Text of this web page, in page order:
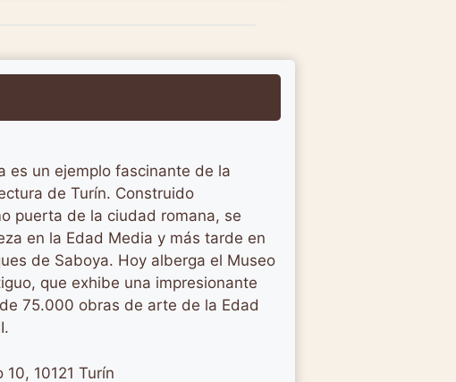
es un ejemplo fascinante de la
de Turín. Construido
puerta de la ciudad romana, se
en la Edad Media y más tarde en
de Saboya. Hoy alberga el Museo
que exhibe una impresionante
75.000 obras de arte de la Edad
10121 Turín